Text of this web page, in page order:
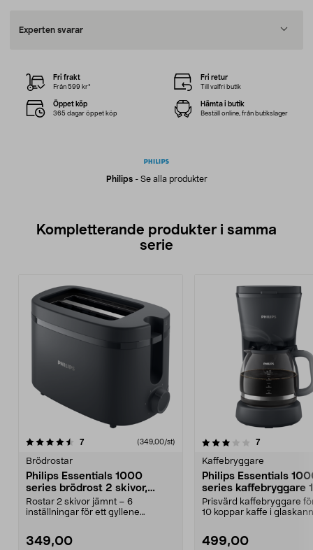
Experten svarar
Philips- Se alla produkter
Fri frakt
Från 599 kr*
Fri retur
Till valfri butik
Öppet köp
365 dagar öppet köp
Hämta i butik
Beställ online, från butikslager
Kompletterande produkter i samma
serie
7recensioner (349,00/st)
Brödrostar
Philips Essentials 1000
series brödrost 2 skivor,
HD2510/90
Rostar 2 skivor jämnt – 6
inställningar för ett gyllene
349,00
3.0av 5 stjärnor 7recensioner
Kaffebryggare
Philips Essentials
series kaffebryggare
koppar HD7430/90
Prisvärd kaffebryggare
10 koppar kaffe i
499,00